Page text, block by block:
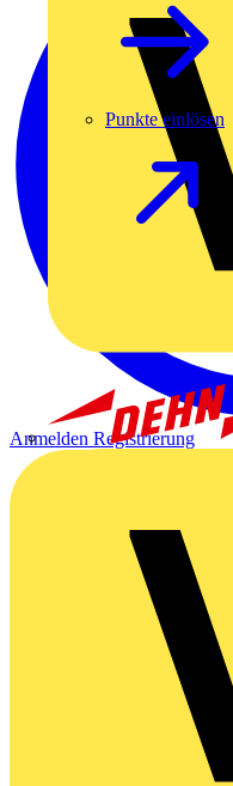
Punkte einlösen
Anmelden Registrierung